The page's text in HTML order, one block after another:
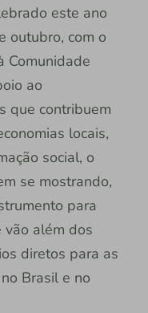
este ano
outubro, com o
Comunidade
ao
que contribuem
locais,
social, o
se mostrando,
para
além dos
diretos para as
Brasil e no